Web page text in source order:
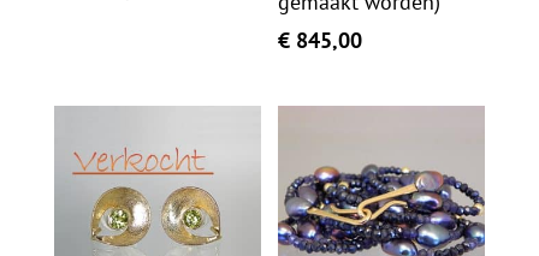
€ 845,00